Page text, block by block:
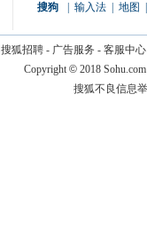
搜狗
输入法 地图
搜狐招聘- 广告服务 - 客服中心
Copyright © 2018
搜狐不良信息